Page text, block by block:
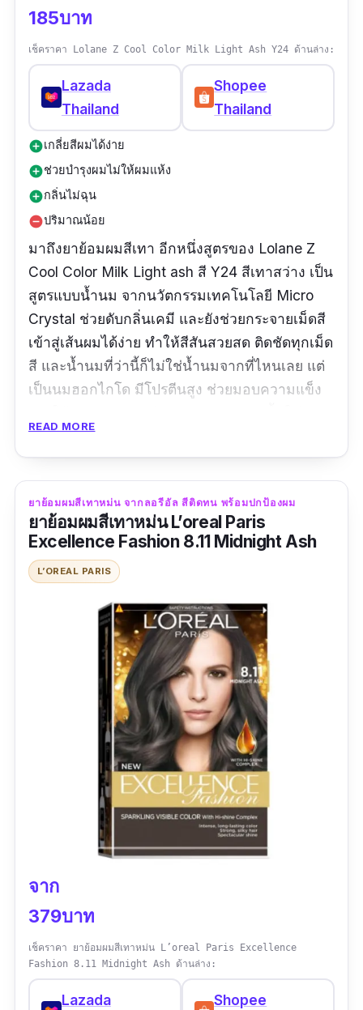
185บาท
เช็คราคา Lolane Z Cool Color Milk Light Ash Y24 ด้านล่าง:
Lazada
Thailand
Shopee
Thailand
add_circleเกลี่ยสีผมได้ง่าย
add_circleช่วยบำรุงผมไม่ให้ผมแห้ง
add_circleกลิ่นไม่ฉุน
remove_circleปริมาณน้อย
มาถึงยาย้อมผมสีเทา อีกหนึ่งสูตรของ Lolane Z
Cool Color Milk Light ash สี Y24 สีเทาสว่าง เป็น
สูตรแบบน้ำนม จากนวัตกรรมเทคโนโลยี Micro
Crystal ช่วยดับกลิ่นเคมี และยังช่วยกระจายเม็ดสี
เข้าสู่เส้นผมได้ง่าย ทำให้สีสันสวยสด ติดชัดทุกเม็ด
สี และน้ำนมที่ว่านี้ก็ไม่ใช่น้ำนมจากที่ไหนเลย แต่
เป็นนมฮอกไกโด มีโปรตีนสูง ช่วยมอบความแข็ง
เส้นผมด้วยอนุพันธ์วิตามินซี เพื่อผมสวยสุขภาพดี
ไม่มีไม่ได้แล้วกับยาย้อมผมสีเทาโลแลน
ปริมาณ: 45 ml
รีวิว :มีกลิ่นหอมอ่อน ๆ ไม่ฉุนมากนะคะ สีก็ติดทน
ปานกลาง อาจจะเป็นเพราะไม่ได้กัดสี
READ MORE
ยาย้อมผมสีเทาหม่น จากลอรีอัล สีติดทน พร้อมปกป้องผม
ยาย้อมผมสีเทาหม่น L’oreal Paris
Excellence Fashion 8.11 Midnight Ash
L’OREAL PARIS
จาก
379บาท
เช็คราคา ยาย้อมผมสีเทาหม่น L’oreal Paris Excellence
Fashion 8.11 Midnight Ash ด้านล่าง:
Lazada
Shopee